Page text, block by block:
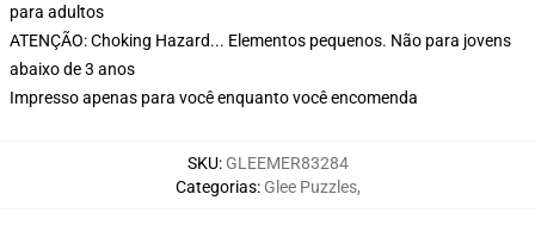
para adultos
ATENÇÃO: Choking Hazard... Elementos pequenos. Não para jovens
abaixo de 3 anos
Impresso apenas para você enquanto você encomenda
SKU: GLEEMER83284
Categorias: Glee Puzzles,